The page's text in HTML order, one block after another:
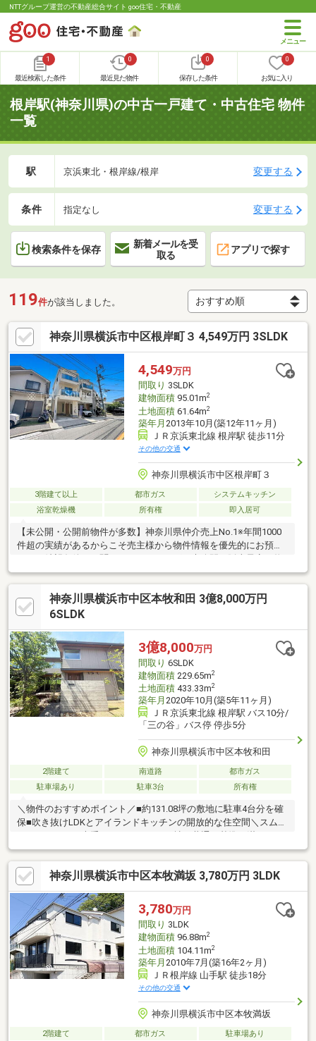
NTTグループ運営の不動産総合サイト goo住宅・不動産
1
最近検索した条件
0
最近見た物件
0
保存した条件
0
お気に入り
根岸駅(神奈川県)の中古一戸建て・中古住宅 物件
一覧
駅 京浜東北・根岸線/根岸 変更する
条件 指定なし 変更する
検索条件を保存
新着メールを受
取る
アプリで探す
119件が該当しました。
神奈川県横浜市中区根岸町３ 4,549万円 3SLDK
4,549万円
間取り 3SLDK
建物面積95.01m2
土地面積61.64m2
築年月 2013年10月(築12年11ヶ月)
ＪＲ京浜東北線 根岸駅 徒歩11分
その他の交通
神奈川県横浜市中区根岸町３
3階建て以上 都市ガス
システムキッチン
浴室乾燥機
所有権 即入居可
【未公開・公開前物件が多数】神奈川県仲介売上No.1※年間1000
件超の実績があるからこそ売主様から物件情報を優先的にお預か
件もいち早くご紹介します。【サザビーズブランド】世界80以上
の国と地域で展開する高級不動産ブランド「サザビーズ インター
ナショナル リアルティ」の一員として確かな信頼でお住まい探し
をサポート。【List365・充実のアフターサービス】お引渡し後
サービスは一生涯続きます。※日経MJ（2025年10月）第43回サー
ビス業総合調査
神奈川県横浜市中区本牧和田 3億8,000万円
6SLDK
3億8,000万円
間取り 6SLDK
建物面積229.65m2
土地面積433.33m2
築年月 2020年10月(築5年11ヶ月)
ＪＲ京浜東北線 根岸駅 バス10分/
「三の谷」バス停 停歩5分
神奈川県横浜市中区本牧和田
2階建て 南道路
都市ガス
駐車場あり
駐車3台 所有権
＼物件のおすすめポイント／■約131.08坪の敷地に駐車4台分を確
保■吹き抜けLDKとアイランドキッチンの開放的な住空間＼スムス
のを「スムストック」と認定①「新耐震基準」レベルの耐震性保
持②スムストック住宅販売士が明確な基準で適正評価③新築時
～現在に至るまでの住宅履歴（点検・補修）を管理・蓄積④５０
年以上のメンテナンスプログラムに対応。住宅購入後もそのまま
引き継ぐことが可能
神奈川県横浜市中区本牧満坂 3,780万円 3LDK
3,780万円
間取り 3LDK
建物面積96.88m2
土地面積104.11m2
築年月 2010年7月(築16年2ヶ月)
ＪＲ根岸線 山手駅 徒歩18分
その他の交通
神奈川県横浜市中区本牧満坂
2階建て 都市ガス
駐車場あり